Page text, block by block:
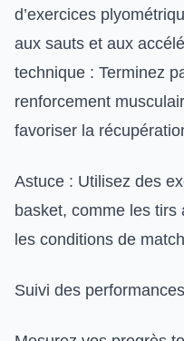
d’exercices
aux sauts et aux
technique : Terminez
renforcement
favoriser la
Astuce : Utilisez des
basket, comme les
les conditions de
Suivi des